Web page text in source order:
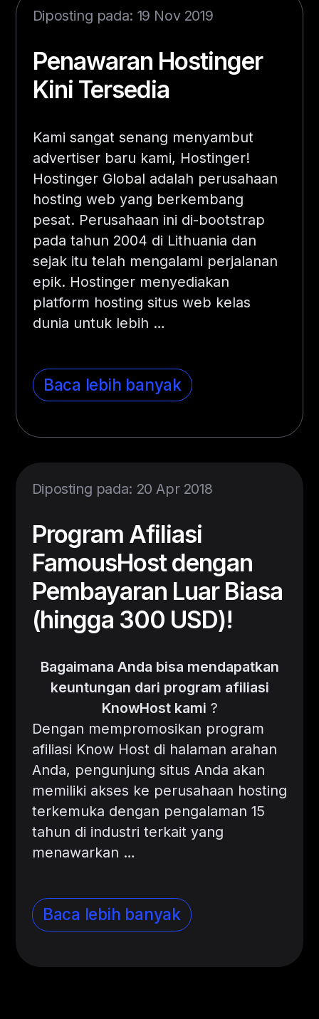
Diposting pada: 19 Nov 2019
Penawaran Hostinger
Kini Tersedia
Kami sangat senang menyambut
advertiser baru kami, Hostinger!
Hostinger Global adalah perusahaan
hosting web yang berkembang
pesat. Perusahaan ini di-bootstrap
pada tahun 2004 di Lithuania dan
sejak itu telah mengalami perjalanan
epik. Hostinger menyediakan
platform hosting situs web kelas
dunia untuk lebih …
Baca lebih banyak
Diposting pada: 20 Apr 2018
Program Afiliasi
FamousHost dengan
Pembayaran Luar Biasa
(hingga 300 USD)!
Bagaimana Anda bisa mendapatkan
keuntungan dari program afiliasi
KnowHost kami ?
Dengan mempromosikan program
afiliasi Know Host di halaman arahan
Anda, pengunjung situs Anda akan
memiliki akses ke perusahaan hosting
terkemuka dengan pengalaman 15
tahun di industri terkait yang
menawarkan …
Baca lebih banyak